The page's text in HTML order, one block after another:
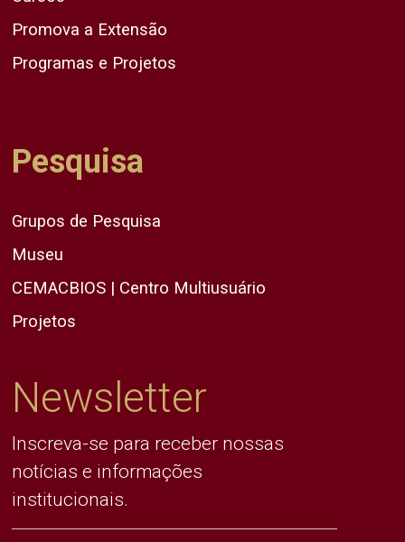
Promova a Extensão
Programas e Projetos
Pesquisa
Grupos de Pesquisa
Museu
CEMACBIOS | Centro Multiusuário
Projetos
Newsletter
Inscreva-se para receber nossas
notícias e informações
institucionais.